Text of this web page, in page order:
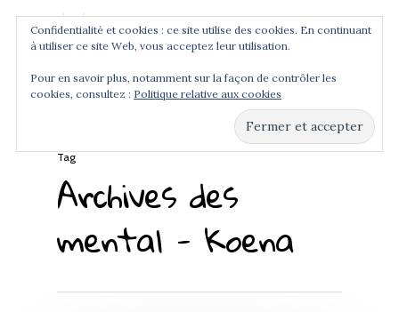
Hit enter to search or ESC to close
Tag
Archives des
mental - Koena
Confidentialité et cookies : ce site utilise des cookies. En continuant
à utiliser ce site Web, vous acceptez leur utilisation.
Pour en savoir plus, notamment sur la façon de contrôler les
cookies, consultez : Politique relative aux cookies